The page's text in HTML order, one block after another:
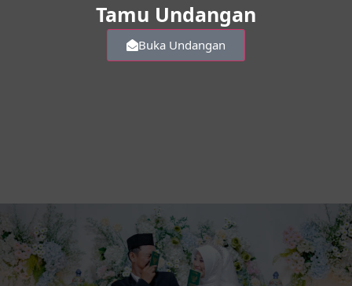
Tamu Undangan
Buka Undangan